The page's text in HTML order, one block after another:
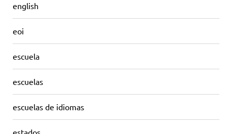
english
eoi
escuela
escuelas
escuelas de idiomas
estados